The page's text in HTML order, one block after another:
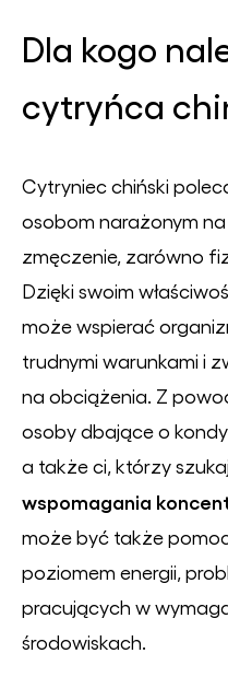
Dla kogo
cytryńca
Cytryniec chiński
osobom narażonym na
zmęczenie, zarówno
Dzięki swoim
może wspierać
trudnymi warunkami i
na obciążenia. Z
osoby dbające o
a także ci, którzy
wspomagania
może być także
poziomem energii,
pracujących w
środowiskach.